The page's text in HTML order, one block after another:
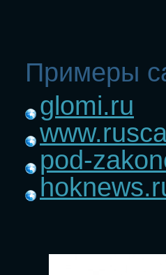
Примеры
glomi.ru
pod-